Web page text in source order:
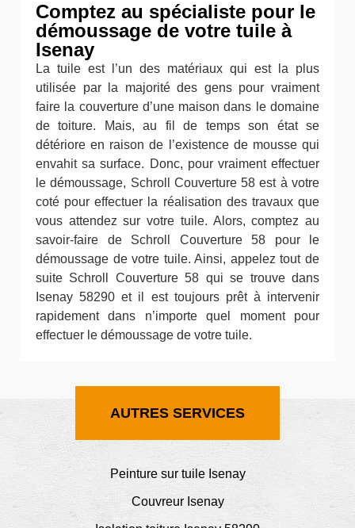
Comptez au spécialiste pour le
démoussage de votre tuile à
Isenay
La tuile est l’un des matériaux qui est la plus
utilisée par la majorité des gens pour vraiment
faire la couverture d’une maison dans le domaine
de toiture. Mais, au fil de temps son état se
détériore en raison de l’existence de mousse qui
envahit sa surface. Donc, pour vraiment effectuer
le démoussage, Schroll Couverture 58 est à votre
coté pour effectuer la réalisation des travaux que
vous attendez sur votre tuile. Alors, comptez au
savoir-faire de Schroll Couverture 58 pour le
démoussage de votre tuile. Ainsi, appelez tout de
suite Schroll Couverture 58 qui se trouve dans
Isenay 58290 et il est toujours prêt à intervenir
rapidement dans n’importe quel moment pour
effectuer le démoussage de votre tuile.
AUTRES SERVICES
Peinture sur tuile Isenay
Couvreur Isenay